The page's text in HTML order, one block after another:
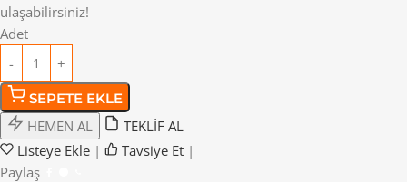
ulaşabilirsiniz!
Adet
SEPETE EKLE
HEMEN AL
TEKLİF AL
Listeye Ekle | Tavsiye Et |
Paylaş